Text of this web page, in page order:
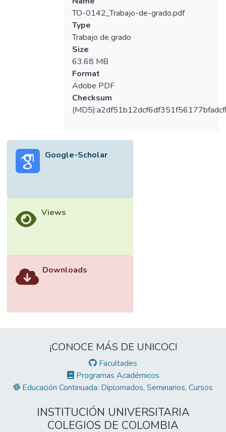
TO-0142_Trabajo-de-grado.pdf
Type
Trabajo de grado
Size
63.68 MB
Format
Adobe PDF
Checksum
Google-Scholar
Views
Downloads
¡CONOCE MÁS DE UNICOC!
Facultades
Programas Académicos
Educación Continuada: Diplomados, Seminarios, Cursos
INSTITUCIÓN UNIVERSITARIA
COLEGIOS DE COLOMBIA